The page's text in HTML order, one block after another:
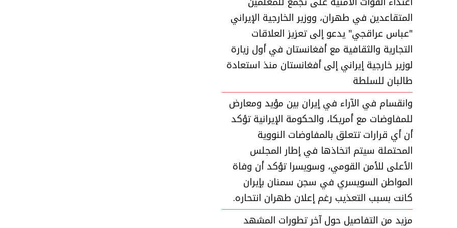
المتقاعدين في طهران، ووزير الخارجية الإيراني
"عباس عراقجي" يدعو إلى تعزيز العلاقات
التجارية والثقافية مع أفغانستان في أول زيارة
لوزير خارجية إيراني إلى أفغانستان منذ استعادة
طالبان للسلطة
وانقسام في الآراء في إيران بين مؤيد ومعارض
للمفاوضات مع أمريكا، والحكومة الإيرانية تؤكد
أن أي قرارات تتعلق بالمفاوضات النووية
المحتملة سيتم اتخاذها في إطار المجلس
الأعلى للأمن القومي، وسويسرا تؤكد أن وفاة
المواطن السويسري في سجن سمنان بإيران
كانت بسبب التعذيب رغم إعلان طهران انتحاره.
مزيد من التفاصيل حول آخر تطورات المشهد